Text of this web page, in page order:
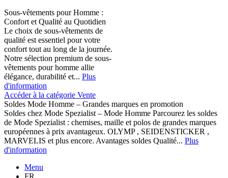
Sous-vêtements pour Homme :
Confort et Qualité au Quotidien
Le choix de sous-vêtements de
qualité est essentiel pour votre
confort tout au long de la journée.
Notre sélection premium de sous-
vêtements pour homme allie
élégance, durabilité et... Plus
d'information
Accéder à la catégorie Vente
Soldes Mode Homme – Grandes marques en promotion
Soldes chez Mode Spezialist – Mode Homme Parcourez les soldes
de Mode Spezialist : chemises, maille et polos de grandes marques
européennes à prix avantageux. OLYMP , SEIDENSTICKER ,
MARVELIS et plus encore. Avantages soldes Qualité... Plus
d'information
Menu
FR